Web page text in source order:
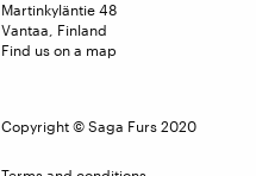
Martinkyläntie 48
Vantaa, Finland
Find us on a map
Copyright © Saga Furs 2020